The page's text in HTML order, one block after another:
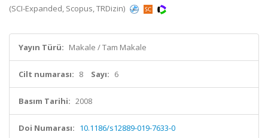
(SCI-Expanded, Scopus, TRDizin)
Yayın Türü: Makale / Tam Makale
Cilt numarası: 8 Sayı: 6
Basım Tarihi: 2008
Doi Numarası: 10.1186/s12889-019-7633-0